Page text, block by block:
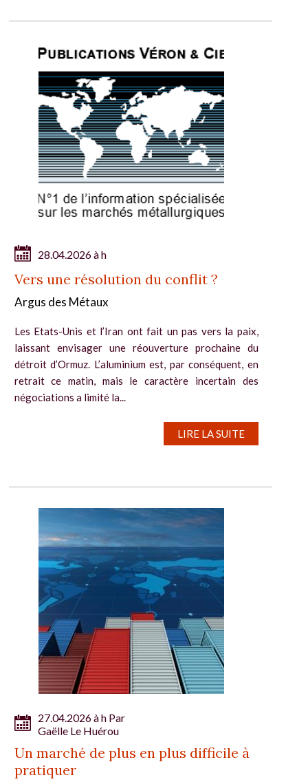
28.04.2026 à h
Vers une résolution du conflit ?
Argus des Métaux
Les Etats-Unis et l’Iran ont fait un pas vers la paix,
laissant envisager une réouverture prochaine du
détroit d’Ormuz. L’aluminium est, par conséquent, en
retrait ce matin, mais le caractère incertain des
négociations a limité la...
LIRE LA SUITE
27.04.2026 à h Par
Gaëlle Le Huérou
Un marché de plus en plus difficile à
pratiquer